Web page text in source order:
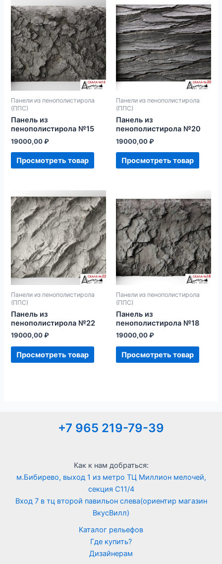
Панели из пенополистирола
(ППС)
Панель из
пенополистирола №15
19000,00₽
Просмотреть товар
Панели из пенополистирола
(ППС)
Панель из
пенополистирола №20
19000,00₽
Просмотреть товар
Панели из пенополистирола
(ППС)
Панель из
пенополистирола №22
19000,00₽
Просмотреть товар
Панели из пенополистирола
(ППС)
Панель из
пенополистирола №18
19000,00₽
Просмотреть товар
+7 965 219-79-39
Как к нам добраться:
м.Бибирево, выход 1 из метро ТЦ Миллион мелочей,
секция С11/4
Вход 7 в тц второй павильон слева(ориентир магазин
ВкусВилл)
Каталог рельефов
Где купить?
Дизайнерам